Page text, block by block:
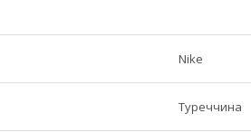
Nike
Туреччина